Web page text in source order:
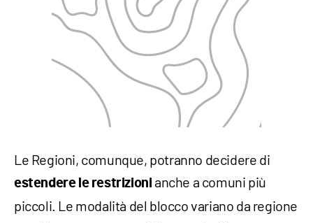
Le Regioni, comunque, potranno decidere di
estendere le restrizioni anche a comuni più
piccoli. Le modalità del blocco variano da regione